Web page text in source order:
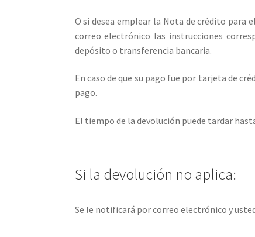
O si desea emplear la Nota de crédito
correo electrónico las instrucciones
depósito o transferencia bancaria.
En caso de que su pago fue por tarjeta de
pago.
El tiempo de la devolución puede tardar
Si la devolución no aplica:
Se le notificará por correo electrónico y